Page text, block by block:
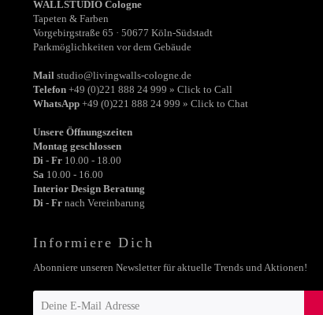
WALLSTUDIO Cologne
Tapeten & Farben
Vorgebirgstraße 65 · 50677 Köln-Südstadt
Parkmöglichkeiten vor dem Gebäude
Mail studio@livingwalls-cologne.de
Telefon +49 (0)221 888 24 999 » Click to Call
WhatsApp +49 (0)221 888 24 999 » Click to Chat
Unsere Öffnungszeiten
Montag geschlossen
Di - Fr 10.00 - 18.00
Sa 10.00 - 16.00
Interior Design Beratung
Di - Fr nach Vereinbarung
Informiere Dich
Abonniere unseren Newsletter für aktuelle Trends und Aktionen!